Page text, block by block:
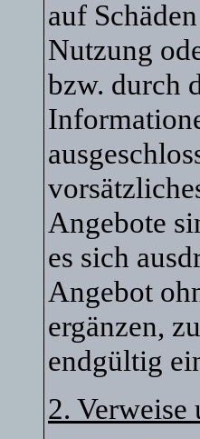
auf
Nutzung
bzw. durch
Angebote
es sich
Angebot
ergänzen,
endgültig
2.